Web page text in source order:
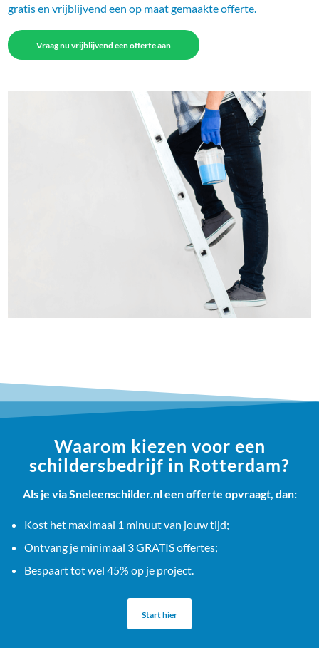
gratis en vrijblijvend een op maat gemaakte offerte.
Vraag nu vrijblijvend een offerte aan
Waarom kiezen voor een
schildersbedrijf in Rotterdam?
Als je via Sneleenschilder.nl een offerte opvraagt, dan:
Kost het maximaal 1 minuut van jouw tijd;
Ontvang je minimaal 3 GRATIS offertes;
Bespaart tot wel 45% op je project.
Start hier